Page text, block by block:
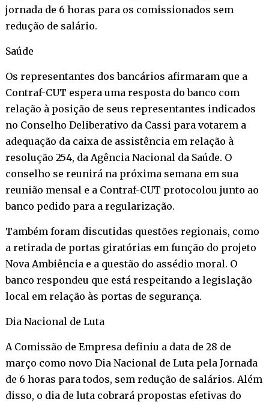
jornada de 6 horas para os comissionados sem
redução de salário.
Saúde
Os representantes dos bancários afirmaram que a
Contraf-CUT espera uma resposta do banco com
relação à posição de seus representantes indicados
no Conselho Deliberativo da Cassi para votarem a
adequação da caixa de assistência em relação à
resolução 254, da Agência Nacional da Saúde. O
conselho se reunirá na próxima semana em sua
reunião mensal e a Contraf-CUT protocolou junto ao
banco pedido para a regularização.
Também foram discutidas questões regionais, como
a retirada de portas giratórias em função do projeto
Nova Ambiência e a questão do assédio moral. O
banco respondeu que está respeitando a legislação
local em relação às portas de segurança.
Dia Nacional de Luta
A Comissão de Empresa definiu a data de 28 de
março como novo Dia Nacional de Luta pela Jornada
de 6 horas para todos, sem redução de salários. Além
disso, o dia de luta cobrará propostas efetivas do